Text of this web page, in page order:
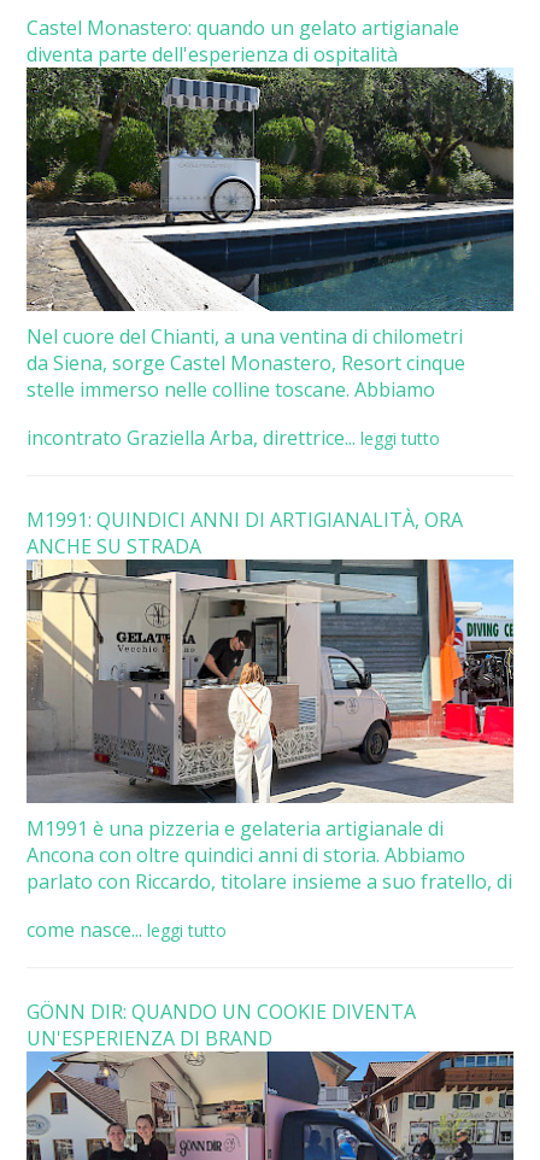
Castel Monastero: quando un gelato artigianale
diventa parte dell'esperienza di ospitalità
Nel cuore del Chianti, a una ventina di chilometri
da Siena, sorge Castel Monastero, Resort cinque
stelle immerso nelle colline toscane. Abbiamo
incontrato Graziella Arba, direttrice... leggi tutto
M1991: QUINDICI ANNI DI ARTIGIANALITÀ, ORA
ANCHE SU STRADA
M1991 è una pizzeria e gelateria artigianale di
Ancona con oltre quindici anni di storia. Abbiamo
parlato con Riccardo, titolare insieme a suo fratello, di
come nasce... leggi tutto
GÖNN DIR: QUANDO UN COOKIE DIVENTA
UN'ESPERIENZA DI BRAND